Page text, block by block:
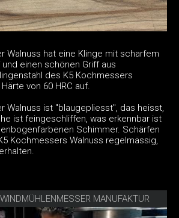
Walnuss hat eine Klinge mit scharfem
einen schönen Griff aus
des K5 Kochmessers
von 60 HRC auf.
Walnuss ist "blaugepliesst", das heisst,
ist feingeschliffen, was erkennbar ist
Schimmer. Schärfen
Kochmessers Walnuss regelmässig,
MANUFAKTUR